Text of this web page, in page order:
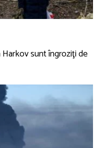
sunt îngroziţi de